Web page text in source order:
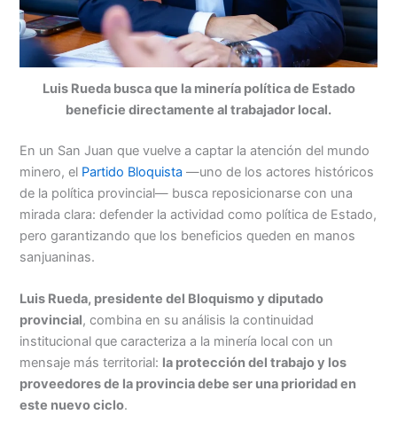
Luis Rueda busca que la minería política de Estado
beneficie directamente al trabajador local.
En un San Juan que vuelve a captar la atención del mundo
minero, el Partido Bloquista —uno de los actores históricos
de la política provincial— busca reposicionarse con una
mirada clara: defender la actividad como política de Estado,
pero garantizando que los beneficios queden en manos
sanjuaninas.
Luis Rueda, presidente del Bloquismo y diputado
provincial, combina en su análisis la continuidad
institucional que caracteriza a la minería local con un
mensaje más territorial: la protección del trabajo y los
proveedores de la provincia debe ser una prioridad en
este nuevo ciclo.